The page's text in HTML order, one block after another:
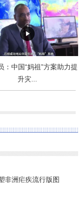
：中国“妈祖”方案助力提
升灾...
非洲疟疾流行版图